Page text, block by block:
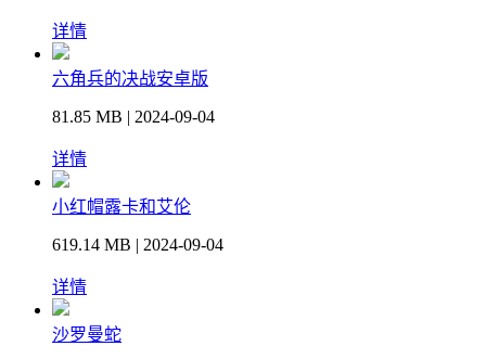
详情
六角兵的决战安卓版
81.85 MB | 2024-09-04
详情
小红帽露卡和艾伦
619.14 MB | 2024-09-04
详情
沙罗曼蛇